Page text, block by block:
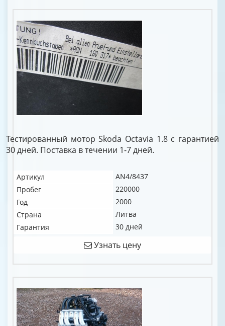
Тестированный мотор Skoda Octavia 1.8 c гарантией
30 дней. Поставка в течении 1-7 дней.
Артикул
AN4/8437
Пробег
220000
Год
2000
Страна
Литва
Гарантия
30 дней
Узнать цену